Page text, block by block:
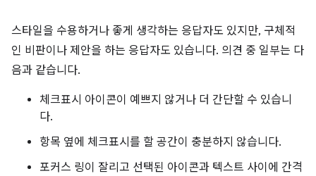
스타일을 수용하거나 좋게 생각하는 응답자도 있지만, 구체적
인 비판이나 제안을 하는 응답자도 있습니다. 의견 중 일부는 다
음과 같습니다.
체크표시 아이콘이 예쁘지 않거나 더 간단할 수 있습니
다.
항목 옆에 체크표시를 할 공간이 충분하지 않습니다.
포커스 링이 잘리고 선택된 아이콘과 텍스트 사이에 간격